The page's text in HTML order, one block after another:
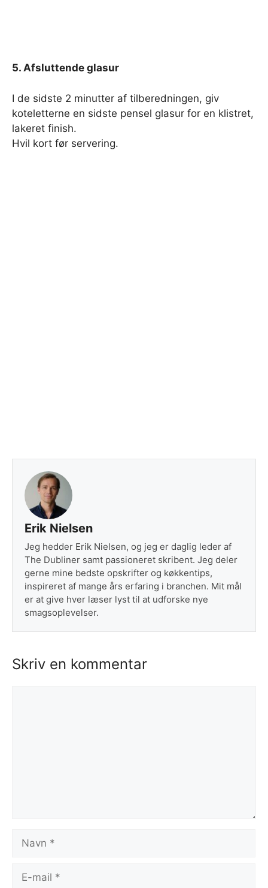
5. Afsluttende glasur
I de sidste 2 minutter af tilberedningen, giv
koteletterne en sidste pensel glasur for en klistret,
lakeret finish.
Hvil kort før servering.
Erik Nielsen
Jeg hedder Erik Nielsen, og jeg er daglig leder af
The Dubliner samt passioneret skribent. Jeg deler
gerne mine bedste opskrifter og køkkentips,
inspireret af mange års erfaring i branchen. Mit mål
er at give hver læser lyst til at udforske nye
smagsoplevelser.
Skriv en kommentar
Navn